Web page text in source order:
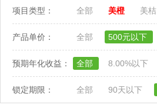
项目类型： 全部 美橙 美桔
产品单价： 全部 500元以下
预期年化收益： 全部 8.00%以下
锁定期限： 全部 90天以下